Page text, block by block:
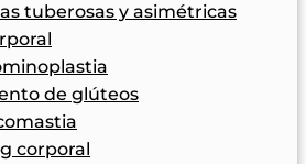
tuberosas y asimétricas
de glúteos
corporal